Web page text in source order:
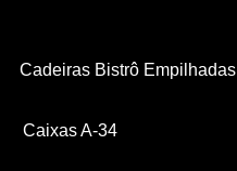
Cadeiras Bistrô Empilhadas
Caixas A-34